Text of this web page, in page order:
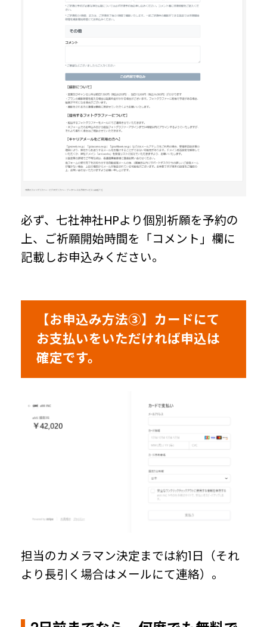
必ず、七社神社HPより個別祈願を予約の
上、ご祈願開始時間を「コメント」欄に
記載しお申込みください。
【お申込み方法③】カードにて
お支払いをいただければ申込は
確定です。
担当のカメラマン決定までは約1日（それ
より長引く場合はメールにて連絡）。